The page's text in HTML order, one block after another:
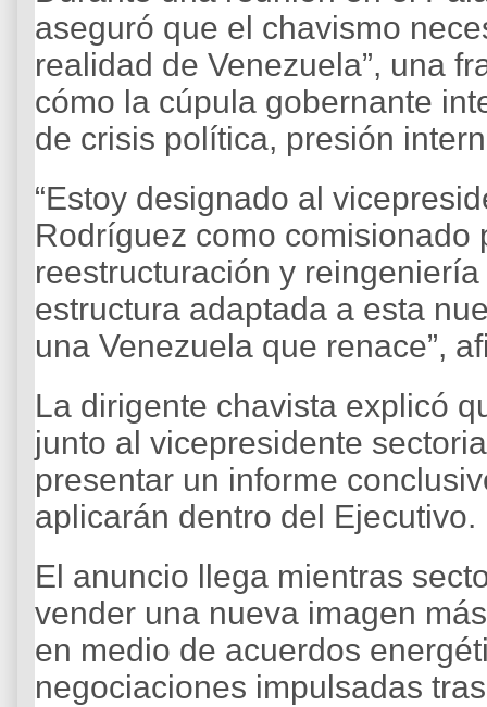
aseguró que el chavismo
realidad de Venezuela”, una
cómo la cúpula gobernante
de crisis política, presión
“Estoy designado al
Rodríguez como comisionado
reestructuración y
estructura adaptada a esta
una Venezuela que renace”,
La dirigente chavista explicó
junto al vicepresidente
presentar un informe
aplicarán dentro del Ejecutivo.
El anuncio llega mientras
vender una nueva imagen
en medio de acuerdos
negociaciones impulsadas